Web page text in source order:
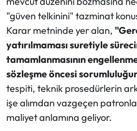
"güven telkinini" tazminat
Karar metninde yer alan,
yatırılmaması suretiyle
tamamlanmasının
sözleşme öncesi
tespiti, teknik prosedürlerin
işe alımdan vazgeçen
maliyet anlamına geliyor.